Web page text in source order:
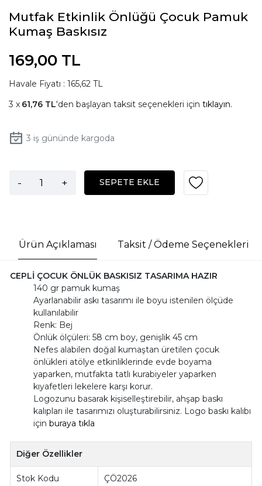
Mutfak Etkinlik Önlüğü Çocuk Pamuk
Kumaş Baskısız
169,00 TL
Havale Fiyatı : 165,62 TL
61,76 TL'den başlayan taksit seçenekleri için tıklayın.
3 iş gününde kargoda
- + SEPETE EKLE
Ürün Açıklaması Taksit / Ödeme Seçenekleri
CEPLİ ÇOCUK ÖNLÜK BASKISIZ TASARIMA HAZIR
140 gr pamuk kumaş
Ayarlanabilir askı tasarımı ile boyu istenilen ölçüde
kullanılabilir
Renk: Bej
Önlük ölçüleri: 58 cm boy, genişlik 45 cm
Nefes alabilen doğal kumaştan üretilen çocuk
önlükleri atölye etkinliklerinde evde boyama
yaparken, mutfakta tatlı kurabiyeler yaparken
kıyafetleri lekelere karşı korur.
Logozunu basarak kişiselleştirebilir, ahşap baskı
kalıpları ile tasarımızı oluşturabilirsiniz. Logo baskı kalıbı
için buraya tıkla
Diğer Özellikler
Stok Kodu ÇÖ2026